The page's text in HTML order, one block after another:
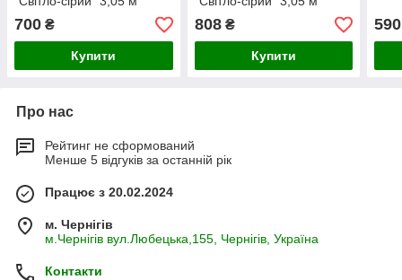
700 ₴
Купити
808₴
Купити
590
Про нас
Рейтинг не сформований
Менше 5 відгуків за останній рік
Працює з 20.02.2024
м. Чернігів
м.Чернігів вул.Любецька,155, Чернігів, Україна
Контакти